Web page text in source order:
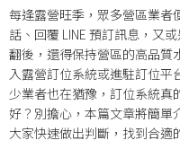
每逢露營旺季，眾多營區業者
話、回覆 LINE 預訂訊息，又
翻後，還得保持營區的高品質
入露營訂位系統或進駐訂位平
少業者也在猶豫，訂位系統真
好？別擔心，本篇文章將簡單
大家快速做出判斷，找到合適